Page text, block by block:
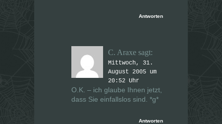
Antworten
C. Araxe sagt:
Mittwoch, 31.
August 2005 um
20:52 Uhr
O.K. – ich glaube Ihnen jetzt,
dass Sie einfallslos sind. *g*
Antworten